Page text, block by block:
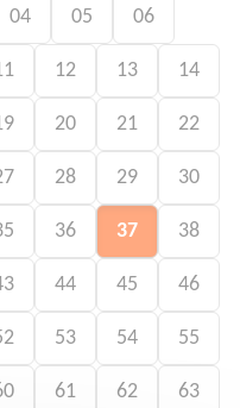
04 05 06
12 13 14
20 21 22
28 29 30
36 37 38
44 45 46
53 54 55
61 62 63